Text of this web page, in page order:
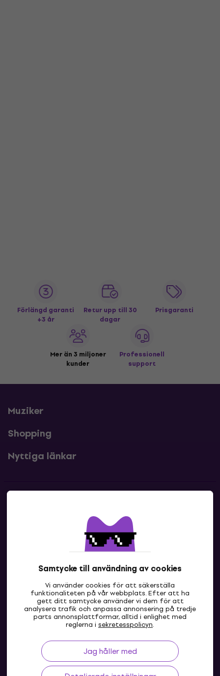
Samtycke till användning av cookies
Vi använder cookies för att säkerställa
funktionaliteten på vår webbplats. Efter att ha
gett ditt samtycke använder vi dem för att
analysera trafik och anpassa annonsering på tredje
parts annonsplattformar, alltid i enlighet med
reglerna i sekretesspolicyn.
Jag håller med
Förlängd garanti
+3 år
Retur upp till 30
dagar
Prisgaranti
Mer än 3 miljoner
kunder
Professionell
support
Muziker
Shopping
Nyttiga länkar
Kontakta oss
SE